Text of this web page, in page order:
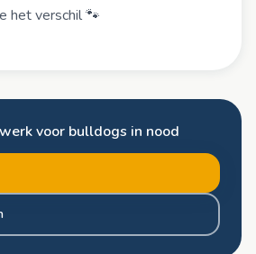
het verschil 🐾
voor bulldogs in nood